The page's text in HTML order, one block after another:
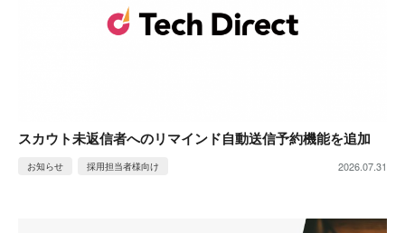
スカウト未返信者へのリマインド自動送信予約機能を追加
お知らせ 採用担当者様向け 2026.07.31